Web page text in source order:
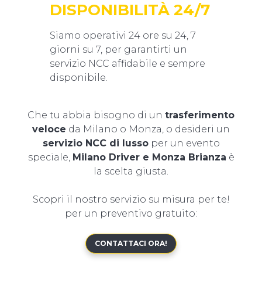
DISPONIBILITÀ 24/7
Siamo operativi 24 ore su 24, 7
giorni su 7, per garantirti un
servizio NCC affidabile e sempre
disponibile.
Che tu abbia bisogno di un trasferimento
veloce da Milano o Monza, o desideri un
servizio NCC di lussoper un evento
speciale, Milano Driver e Monza Brianza è
la scelta giusta.
Scopri il nostro servizio su misura per te!
per un preventivo gratuito:
CONTATTACI ORA!